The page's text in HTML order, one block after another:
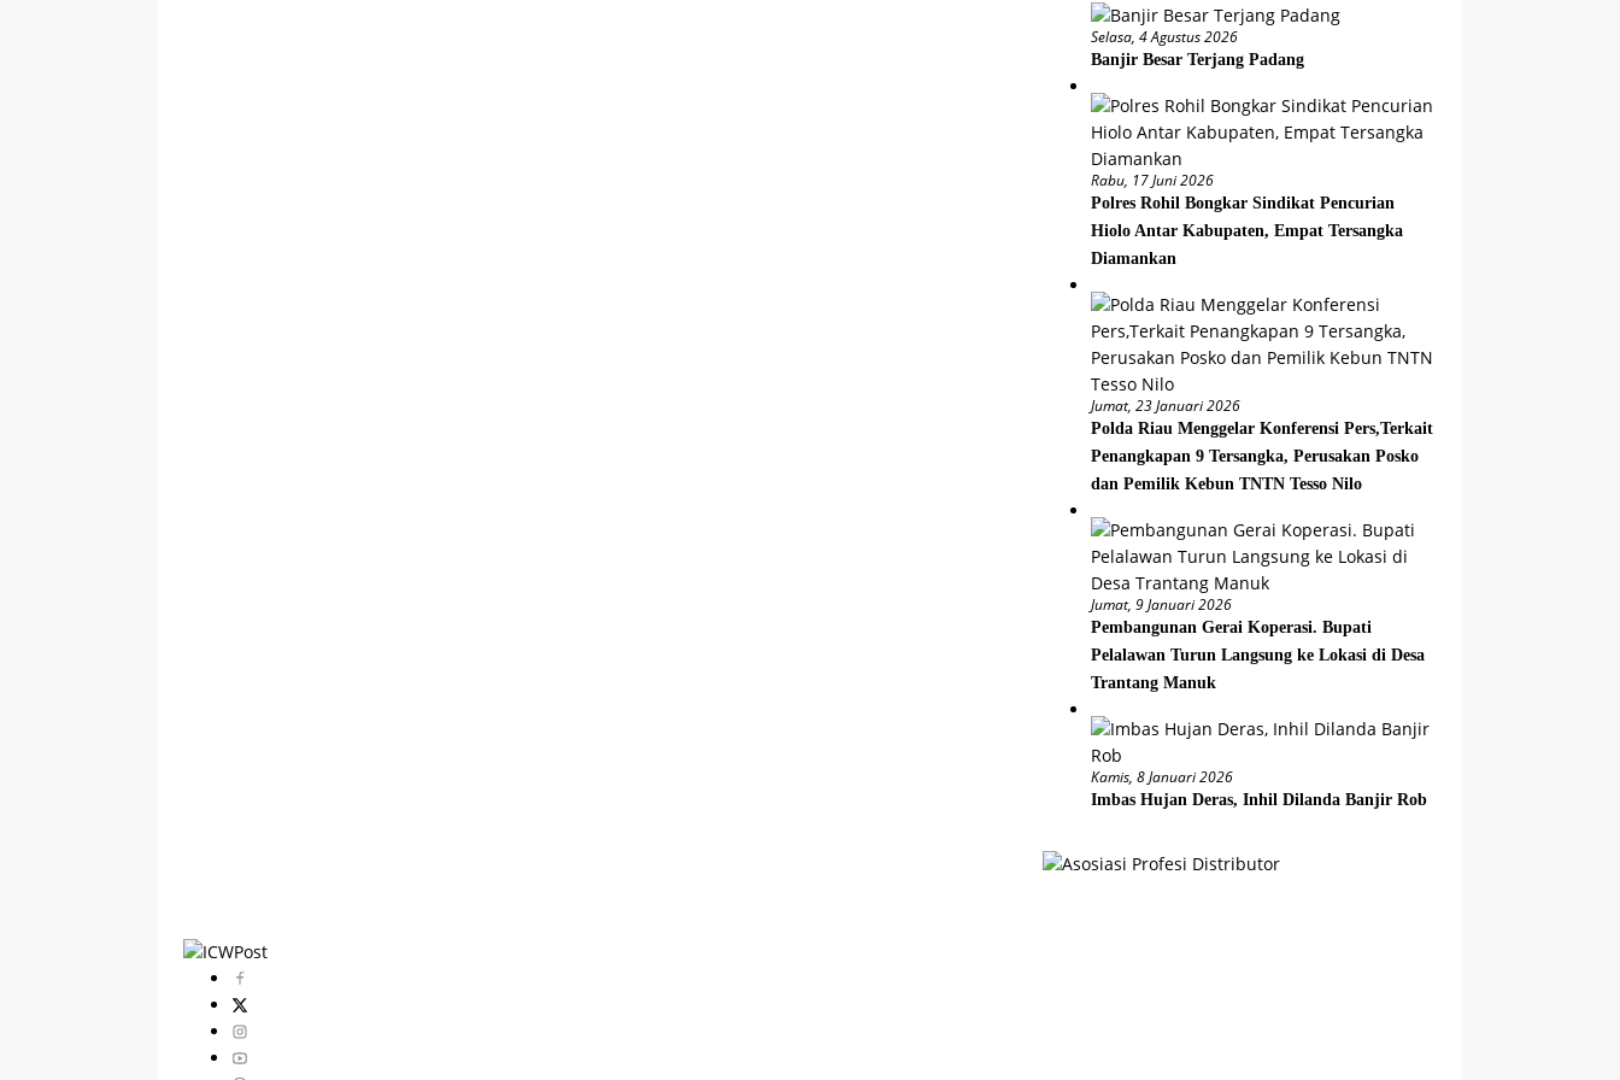
Selasa, 4 Agustus 2026
Banjir Besar Terjang Padang
Rabu, 17 Juni 2026
Polres Rohil Bongkar Sindikat Pencurian
Hiolo Antar Kabupaten, Empat Tersangka
Diamankan
Jumat, 23 Januari 2026
Polda Riau Menggelar Konferensi Pers,Terkait
Penangkapan 9 Tersangka, Perusakan Posko
dan Pemilik Kebun TNTN Tesso Nilo
Jumat, 9 Januari 2026
Pembangunan Gerai Koperasi. Bupati
Pelalawan Turun Langsung ke Lokasi di Desa
Trantang Manuk
Kamis, 8 Januari 2026
Imbas Hujan Deras, Inhil Dilanda Banjir Rob